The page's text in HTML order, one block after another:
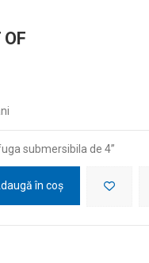
submersibila de 4”
în coș